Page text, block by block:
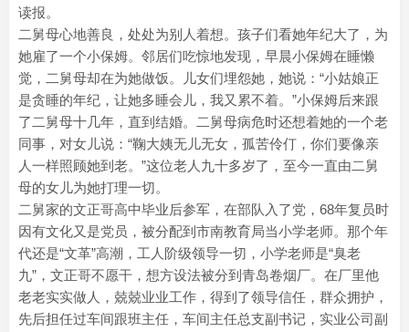
读报。
二舅母心地善良，处处为别人着想。孩子们看她年纪大了，为
她雇了一个小保姆。邻居们吃惊地发现，早晨小保姆在睡懒
觉，二舅母却在为她做饭。儿女们埋怨她，她说：“小姑娘正
是贪睡的年纪，让她多睡会儿，我又累不着。”小保姆后来跟
了二舅母十几年，直到结婚。二舅母病危时还想着她的一个老
同事，对女儿说：“鞠大姨无儿无女，孤苦伶仃，你们要像亲
人一样照顾她到老。”这位老人九十多岁了，至今一直由二舅
母的女儿为她打理一切。
二舅家的文正哥高中毕业后参军，在部队入了党，68年复员时
因有文化又是党员，被分配到市南教育局当小学老师。那个年
代还是“文革”高潮，工人阶级领导一切，小学老师是“臭老
九”，文正哥不愿干，想方设法被分到青岛卷烟厂。在厂里他
老老实实做人，兢兢业业工作，得到了领导信任，群众拥护，
先后担任过车间跟班主任，车间主任总支副书记，实业公司副